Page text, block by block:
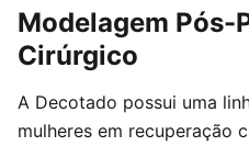
Modelagem Pós-
Cirúrgico
A Decotado possui uma
mulheres em recuperação